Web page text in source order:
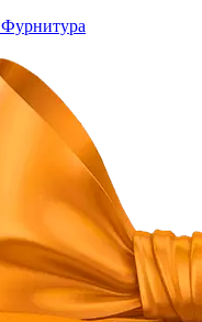
Фурнитура